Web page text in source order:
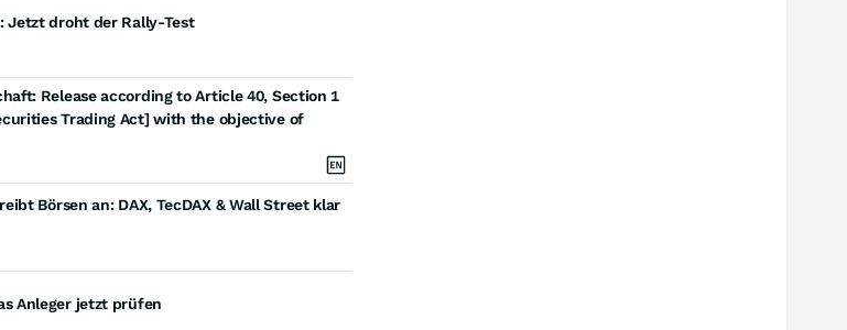
Jetzt droht der Rally-Test
Release according to Article 40, Section 1
Trading Act] with the objective of
Börsen an: DAX, TecDAX & Wall Street klar
Anleger jetzt prüfen